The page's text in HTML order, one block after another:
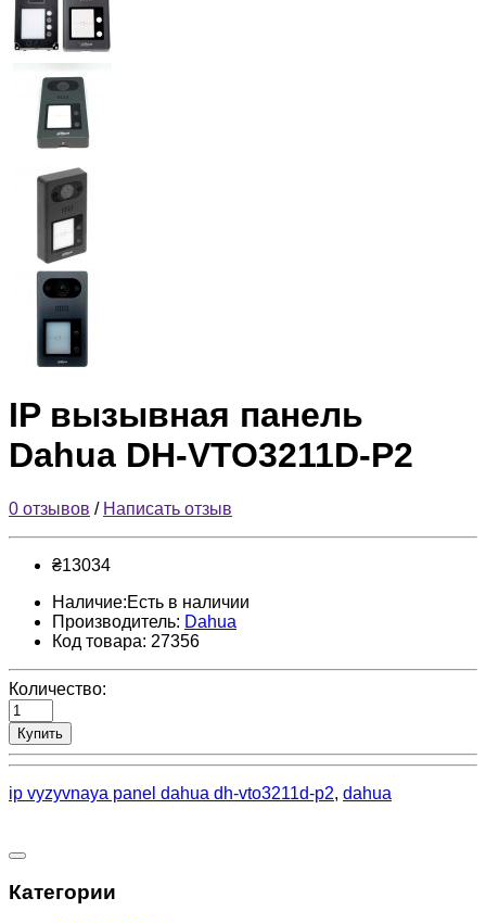
IP вызывная панель
Dahua DH-VTO3211D-P2
0 отзывов / Написать отзыв
₴13034
Наличие:Есть в наличии
Производитель: Dahua
Код товара: 27356
Количество:
Купить
ip vyzyvnaya panel dahua dh-vto3211d-p2, dahua
Категории